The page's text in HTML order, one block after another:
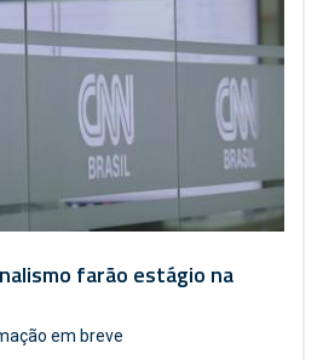
farão estágio na
em breve